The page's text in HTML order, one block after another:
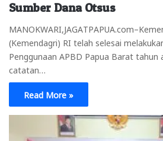
Sumber Dana Otsus
(Kemendagri) RI telah selesai
Penggunaan APBD Papua Barat tahun
catatan…
Read More »